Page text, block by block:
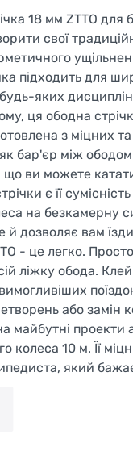
18 мм ZTTO
свої
підходить для
яких
ця ободна
з міцних та
як бар'єр між
що ви можете
є її
на
й дозволяє вам
- це легко.
ліжку обода.
або
майбутні
10 м. Її
який